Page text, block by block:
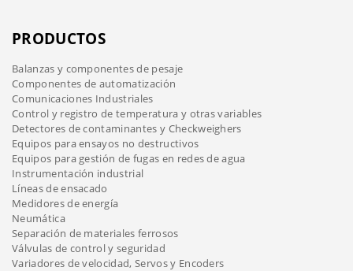
PRODUCTOS
Balanzas y componentes de pesaje
Componentes de automatización
Comunicaciones Industriales
Control y registro de temperatura y otras variables
Detectores de contaminantes y Checkweighers
Equipos para ensayos no destructivos
Equipos para gestión de fugas en redes de agua
Instrumentación industrial
Líneas de ensacado
Medidores de energía
Neumática
Separación de materiales ferrosos
Válvulas de control y seguridad
Variadores de velocidad, Servos y Encoders